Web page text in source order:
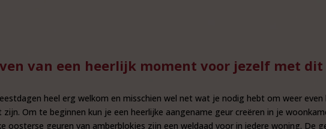
van een heerlijk moment voor jezelf met
heel erg welkom en misschien wel net wat je nodig hebt om weer even
Om te beginnen kun je een heerlijke aangename geur creëren in je
oosterse geuren van amberblokjes zijn een weldaad voor in iedere woning. De